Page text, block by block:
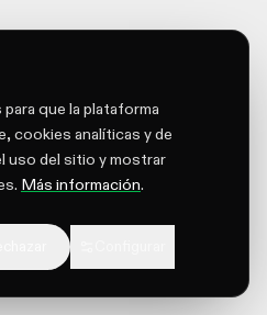
que la plataforma
cookies analíticas y de
uso del sitio y mostrar
Más información.